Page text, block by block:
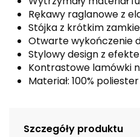
Rękawy raglanowe z
Stójka z krótkim
Otwarte wykończenie
Stylowy design z
Kontrastowe lamówki
Materiał: 100%
Szczegóły produktu